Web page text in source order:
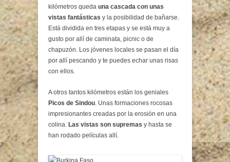
kilómetros queda una cascada con unas
vistas fantásticas y la posibilidad de bañarse.
Está dividida en tres etapas y se está muy a
gusto por allí de caminata, picnic o de
chapuzón. Los jóvenes locales se pasan el día
por allí pescando y te puedes echar unas risas
con ellos.
A otros tantos kilómetros están los geniales
Picos de Sindou . Unas formaciones rocosas
impresionantes creadas por la erosión en una
colina. Las vistas son supremas y hasta se
han rodado películas allí.